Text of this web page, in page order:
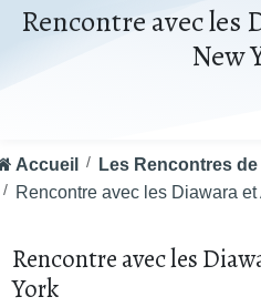
Rencontre avec les
New
Accueil
Les Rencontres
Rencontre avec les Diawara
Rencontre avec les
York